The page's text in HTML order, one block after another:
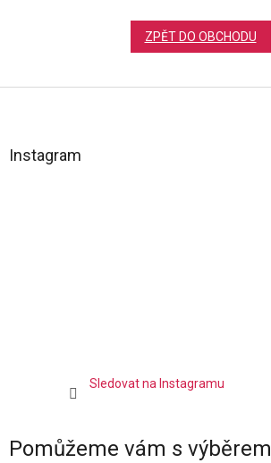
ZPĚT DO OBCHODU
Instagram
Sledovat na Instagramu
Pomůžeme vám s výběrem